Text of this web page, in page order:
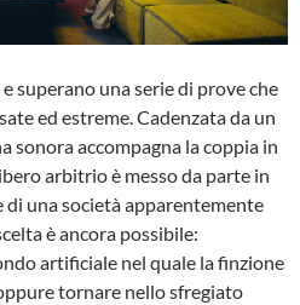
superano una serie di prove che
ed estreme. Cadenzata da un
sonora accompagna la coppia in
arbitrio è messo da parte in
di una società apparentemente
è ancora possibile:
artificiale nel quale la finzione
tornare nello sfregiato